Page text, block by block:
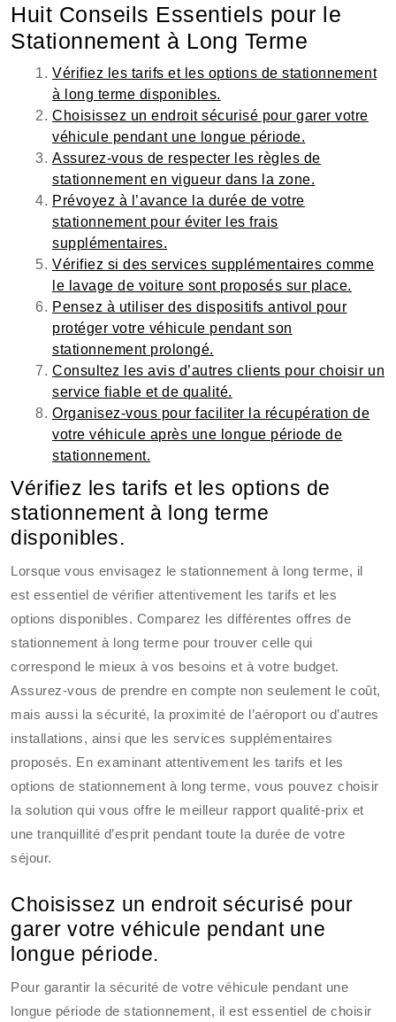
Huit Conseils Essentiels pour le
Stationnement à Long Terme
Vérifiez les tarifs et les options de stationnement
à long terme disponibles.
Choisissez un endroit sécurisé pour garer votre
véhicule pendant une longue période.
Assurez-vous de respecter les règles de
stationnement en vigueur dans la zone.
Prévoyez à l’avance la durée de votre
stationnement pour éviter les frais
supplémentaires.
Vérifiez si des services supplémentaires comme
le lavage de voiture sont proposés sur place.
Pensez à utiliser des dispositifs antivol pour
protéger votre véhicule pendant son
stationnement prolongé.
Consultez les avis d’autres clients pour choisir un
service fiable et de qualité.
Organisez-vous pour faciliter la récupération de
votre véhicule après une longue période de
stationnement.
Vérifiez les tarifs et les options de
stationnement à long terme
disponibles.
Lorsque vous envisagez le stationnement à long terme, il
est essentiel de vérifier attentivement les tarifs et les
options disponibles. Comparez les différentes offres de
stationnement à long terme pour trouver celle qui
correspond le mieux à vos besoins et à votre budget.
Assurez-vous de prendre en compte non seulement le coût,
mais aussi la sécurité, la proximité de l’aéroport ou d’autres
installations, ainsi que les services supplémentaires
proposés. En examinant attentivement les tarifs et les
options de stationnement à long terme, vous pouvez choisir
la solution qui vous offre le meilleur rapport qualité-prix et
une tranquillité d’esprit pendant toute la durée de votre
séjour.
Choisissez un endroit sécurisé pour
garer votre véhicule pendant une
longue période.
Pour garantir la sécurité de votre véhicule pendant une
longue période de stationnement, il est essentiel de choisir